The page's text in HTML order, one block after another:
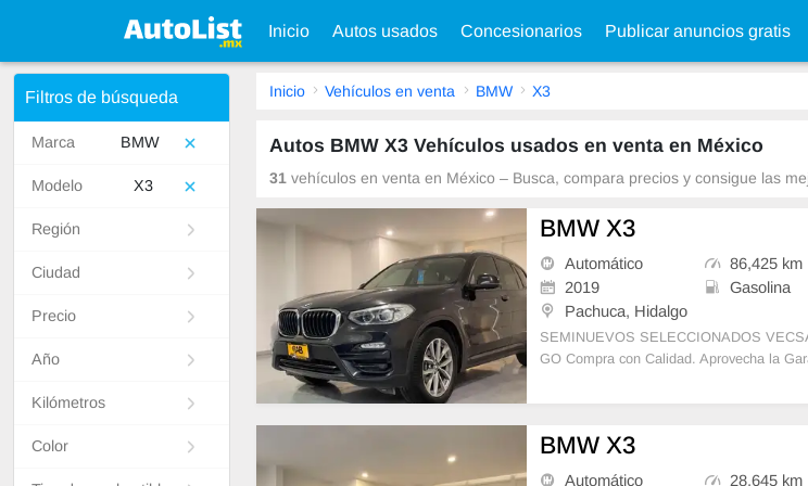
Inicio Autos usados Concesionarios Publicar anuncios gratis
Filtros de búsqueda
Marca BMW
Modelo X3
Región
Ciudad
Precio
Año
Kilómetros
Color
Inicio Vehículos en venta BMW X3
Autos BMW X3 Vehículos usados en venta en México
31 vehículos en venta en México – Busca, compara precios y consigue las
BMW X3
Automático
86,425 km
2019
Gasolina
Pachuca, Hidalgo
SEMINUEVOS SELECCIONADOS
GO Compra con Calidad. Aprovecha la
a
BMW X3
Automático 28,645 km